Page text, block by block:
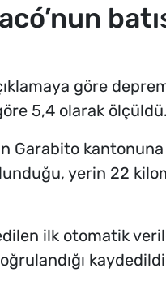
göre
5,4 olarak ölçüldü.
Garabito kantonuna
yerin 22
ilk otomatik